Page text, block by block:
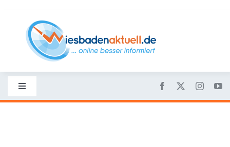
content
Toggle
Navigation